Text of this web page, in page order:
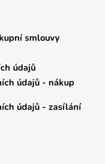
smlouvy
údajů
údajů - nákup
údajů - zasílání